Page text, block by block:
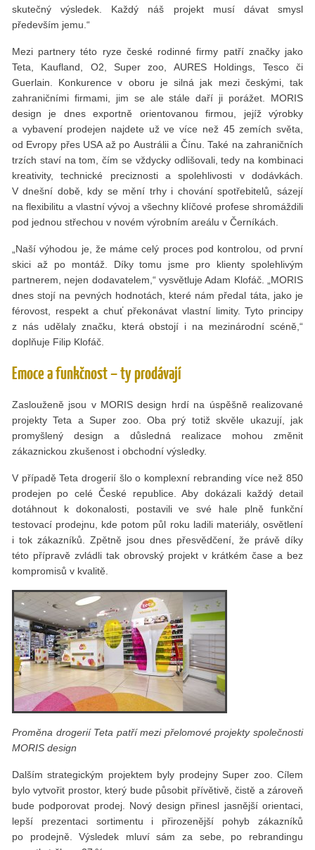
skutečný výsledek. Každý náš projekt musí dávat smysl
především jemu.“
Mezi partnery této ryze české rodinné firmy patří značky jako
Teta, Kaufland, O2, Super zoo, AURES Holdings, Tesco či
Guerlain. Konkurence v oboru je silná jak mezi českými, tak
zahraničními firmami, jim se ale stále daří ji porážet. MORIS
design je dnes exportně orientovanou firmou, jejíž výrobky
a vybavení prodejen najdete už ve více než 45 zemích světa,
od Evropy přes USA až po Austrálii a Čínu. Také na zahraničních
trzích staví na tom, čím se vždycky odlišovali, tedy na kombinaci
kreativity, technické preciznosti a spolehlivosti v dodávkách.
V dnešní době, kdy se mění trhy i chování spotřebitelů, sázejí
na flexibilitu a vlastní vývoj a všechny klíčové profese shromáždili
pod jednou střechou v novém výrobním areálu v Černíkách.
„Naší výhodou je, že máme celý proces pod kontrolou, od první
skici až po montáž. Díky tomu jsme pro klienty spolehlivým
partnerem, nejen dodavatelem,“ vysvětluje Adam Klofáč. „MORIS
dnes stojí na pevných hodnotách, které nám předal táta, jako je
férovost, respekt a chuť překonávat vlastní limity. Tyto principy
z nás udělaly značku, která obstojí i na mezinárodní scéně,“
doplňuje Filip Klofáč.
Emoce a funkčnost – ty prodávají
Zaslouženě jsou v MORIS design hrdí na úspěšně realizované
projekty Teta a Super zoo. Oba prý totiž skvěle ukazují, jak
promyšlený design a důsledná realizace mohou změnit
zákaznickou zkušenost i obchodní výsledky.
V případě Teta drogerií šlo o komplexní rebranding více než 850
prodejen po celé České republice. Aby dokázali každý detail
dotáhnout k dokonalosti, postavili ve své hale plně funkční
testovací prodejnu, kde potom půl roku ladili materiály, osvětlení
i tok zákazníků. Zpětně jsou dnes přesvědčení, že právě díky
této přípravě zvládli tak obrovský projekt v krátkém čase a bez
kompromisů v kvalitě.
Proměna drogerií Teta patří mezi přelomové projekty společnosti
MORIS design
Dalším strategickým projektem byly prodejny Super zoo. Cílem
bylo vytvořit prostor, který bude působit přívětivě, čistě a zároveň
bude podporovat prodej. Nový design přinesl jasnější orientaci,
lepší prezentaci sortimentu i přirozenější pohyb zákazníků
po prodejně. Výsledek mluví sám za sebe, po rebrandingu